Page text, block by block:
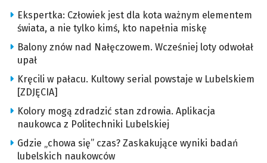
Ekspertka: Człowiek jest dla kota ważnym elementem
świata, a nie tylko kimś, kto napełnia miskę
Balony znów nad Nałęczowem. Wcześniej loty odwołał
upał
Kręcili w pałacu. Kultowy serial powstaje w Lubelskiem
[ZDJĘCIA]
Kolory mogą zdradzić stan zdrowia. Aplikacja
naukowca z Politechniki Lubelskiej
Gdzie „chowa się” czas? Zaskakujące wyniki badań
lubelskich naukowców